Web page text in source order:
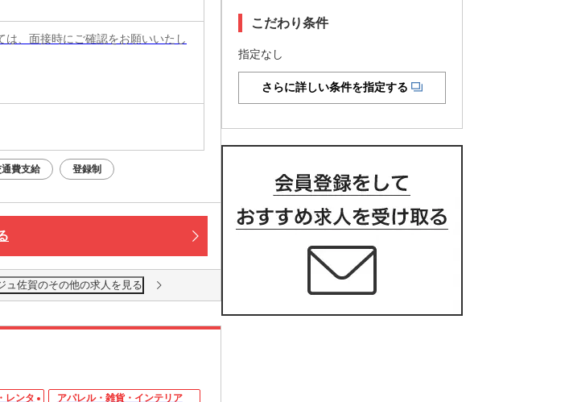
、面接時にご確認をお願いいたし
費支給 登録制
ュ佐賀のその他の求人を見る
レンタ
アパレル・雑貨・インテリア
こだわり条件
指定なし
さらに詳しい条件を指定する